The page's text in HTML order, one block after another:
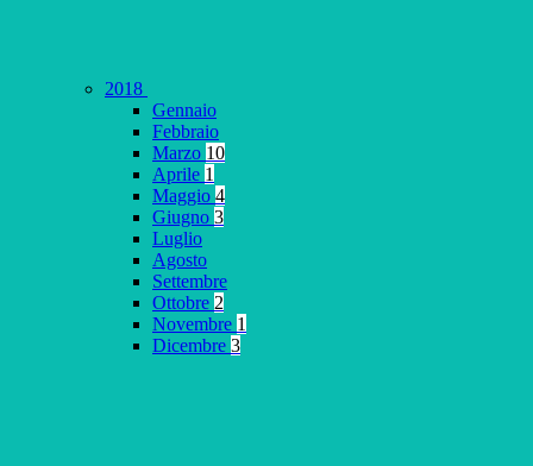
2018
Gennaio
Febbraio
Marzo 10
Aprile 1
Maggio 4
Giugno 3
Luglio
Agosto
Settembre
Ottobre 2
Novembre 1
Dicembre 3